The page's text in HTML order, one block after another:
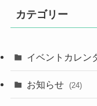
カテゴリー
イベントカレン
お知らせ (24)